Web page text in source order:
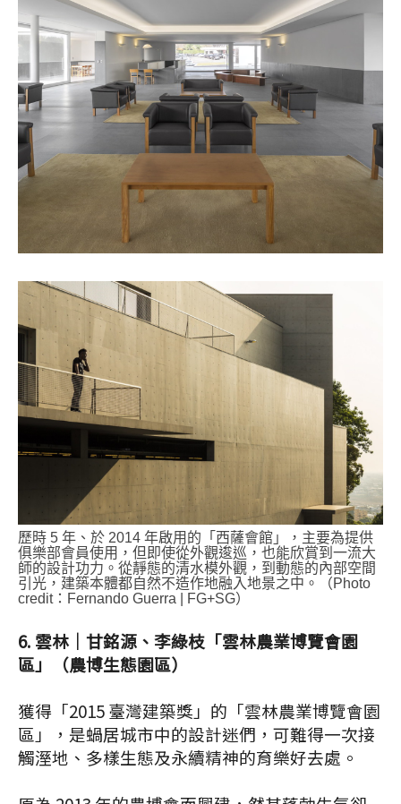
歷時 5 年、於 2014 年啟用的「西薩會館」，主要為提供
俱樂部會員使用，但即使從外觀逡巡，也能欣賞到一流大
師的設計功力。從靜態的清水模外觀，到動態的內部空間
引光，建築本體都自然不造作地融入地景之中。（Photo
credit：Fernando Guerra | FG+SG）
6. 雲林│甘銘源、李綠枝「雲林農業博覽會園
區」（農博生態園區）
獲得「2015 臺灣建築獎」的「雲林農業博覽會園
區」，是蝸居城市中的設計迷們，可難得一次接
觸溼地、多樣生態及永續精神的育樂好去處。